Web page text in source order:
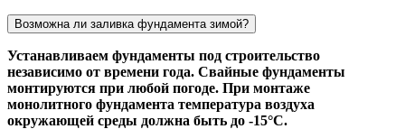
Возможна ли заливка фундамента зимой?
Устанавливаем фундаменты под строительство
независимо от времени года. Свайные фундаменты
монтируются при любой погоде. При монтаже
монолитного фундамента температура воздуха
окружающей среды должна быть до -15°С.